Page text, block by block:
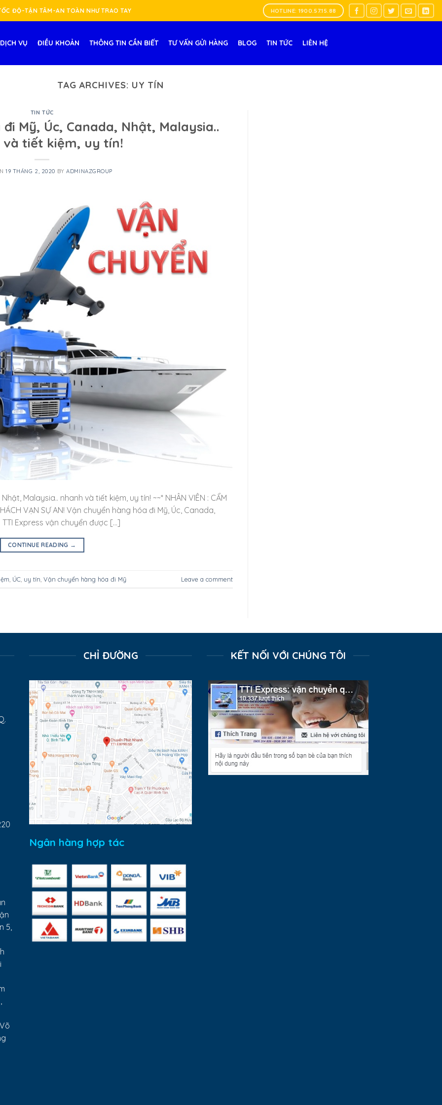
ĐỘ-TẬN TÂM-AN TOÀN NHƯ TRAO TAY HOTLINE: 1900.57.15.88
DỊCH VỤ ĐIỀU KHOẢN THÔNG TIN CẦN BIẾT TƯ VẤN GỬI HÀNG BLOG TIN TỨC LIÊN HỆ
TAG ARCHIVES: UY TÍN
TIN TỨC
Mỹ, Úc, Canada, Nhật, Malaysia..
và tiết kiệm, uy tín!
19 THÁNG 2, 2020 BYADMINAZGROUP
Malaysia.. nhanh và tiết kiệm, uy tín! ~~* NHÂN VIÊN : CẨM
VẠN SỰ AN! Vận chuyển hàng hóa đi Mỹ, Úc, Canada,
Express vận chuyển được […]
CONTINUE READING →
ÚC uy tín Vận chuyển hàng hóa đi Mỹ Leave a comment
5,
CHỈ ĐƯỜNG
Ngân hàng hợp tác
KẾT NỐI VỚI CHÚNG TÔI